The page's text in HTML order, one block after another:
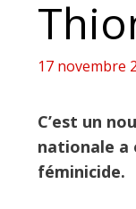
17 novembre
C’est un
nationale a
féminicide.